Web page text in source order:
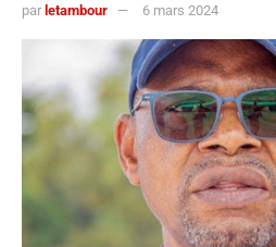
par letambour 6 mars 2024